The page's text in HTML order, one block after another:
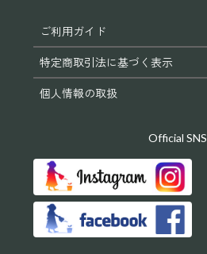
ご利用ガイド
特定商取引法に基づく表示
個人情報の取扱
Official SNS